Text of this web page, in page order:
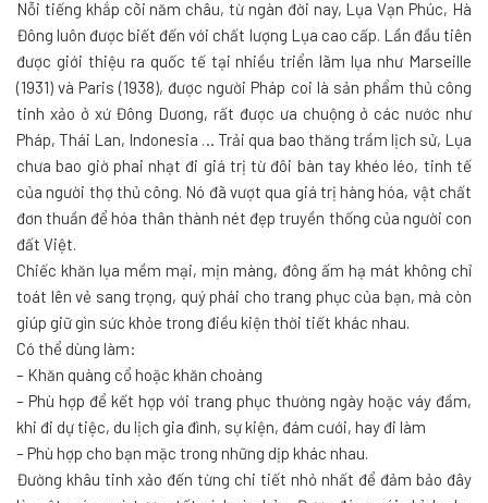
Nỗi tiếng khắp cõi năm châu, từ ngàn đời nay, Lụa Vạn Phúc, Hà
Đông luôn được biết đến với chất lượng Lụa cao cấp. Lần đầu tiên
được giới thiệu ra quốc tế tại nhiều triển lãm lụa như Marseille
(1931) và Paris (1938), được người Pháp coi là sản phẩm thủ công
tinh xảo ở xứ Đông Dương, rất được ưa chuộng ở các nước như
Pháp, Thái Lan, Indonesia … Trải qua bao thăng trầm lịch sử, Lụa
chưa bao giờ phai nhạt đi giá trị từ đôi bàn tay khéo léo, tinh tế
của người thợ thủ công. Nó đã vượt qua giá trị hàng hóa, vật chất
đơn thuần để hóa thân thành nét đẹp truyền thống của người con
đất Việt.
Chiếc khăn lụa mềm mại, mịn màng, đông ấm hạ mát không chỉ
toát lên vẻ sang trọng, quý phái cho trang phục của bạn, mà còn
giúp giữ gìn sức khỏe trong điều kiện thời tiết khác nhau.
Có thể dùng làm:
– Khăn quàng cổ hoặc khăn choàng
– Phù hợp để kết hợp với trang phục thường ngày hoặc váy đầm,
khi đi dự tiệc, du lịch gia đình, sự kiện, đám cưới, hay đi làm
– Phù hợp cho bạn mặc trong những dịp khác nhau.
Đường khâu tinh xảo đến từng chi tiết nhỏ nhất để đảm bảo đây